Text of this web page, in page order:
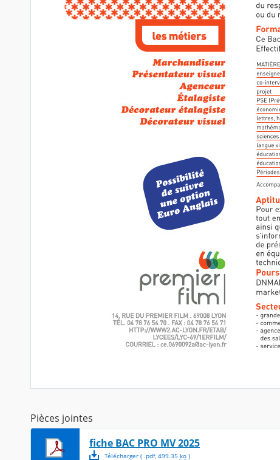
Pièces jointes
fiche BAC PRO MV 2025
Télécharger( .pdf, 499.35 ko)